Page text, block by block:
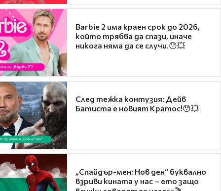
Barbie 2 има краен срок до 2026,
който трябва да спази, иначе
никога няма да се случи.😯💥
След тежка контузия: Дейв
Батиста е новият Кратос!😯💥
„Спайдър-мен: Нов ден“ буквално
взриви кината у нас – ето защо